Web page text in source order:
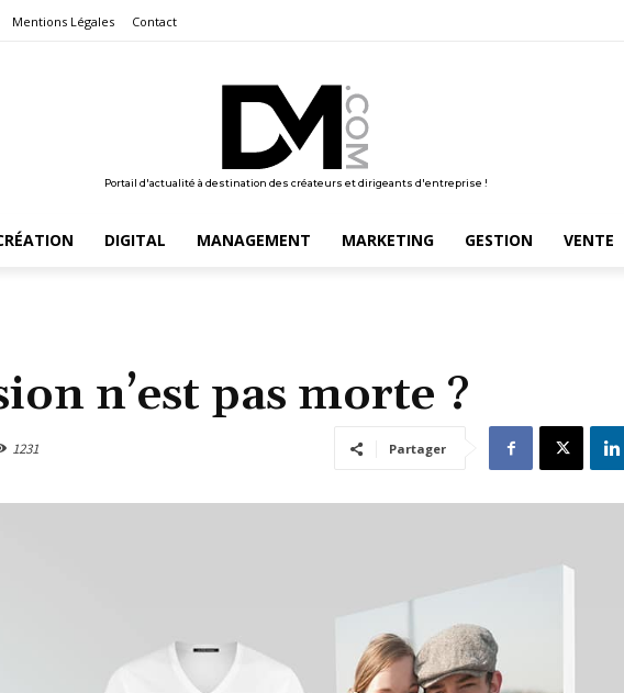
Mentions Légales Contact
Portail d'actualité à destination des créateurs et dirigeants d'entreprise !
DIGITAL MANAGEMENT MARKETING GESTION VENTE
n’est pas morte ?
1231 Partager